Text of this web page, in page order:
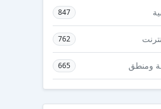
847
762
ومنطق 665